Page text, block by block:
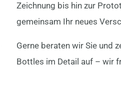
Zeichnung bis hin zur
gemeinsam Ihr neues
Gerne beraten wir Sie und
Bottles im Detail auf – wir